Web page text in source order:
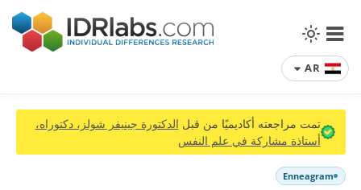
AR
تمت مراجعته أكاديميًا من قبل الدكتورة جينيفر شولز، دكتوراه،
أستاذة مشاركة في علم النفس
Enneagram